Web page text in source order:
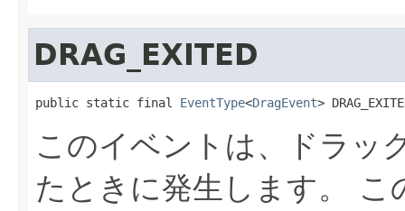
DRAG_EXITED
public static final EventType<DragEvent>
このイベントは、ドラッ
たときに発生します。
こ